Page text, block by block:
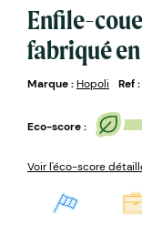
Enfile-
fabriqué
Marque :Hopoli Ref :
Eco-score :
Voir l'éco-score